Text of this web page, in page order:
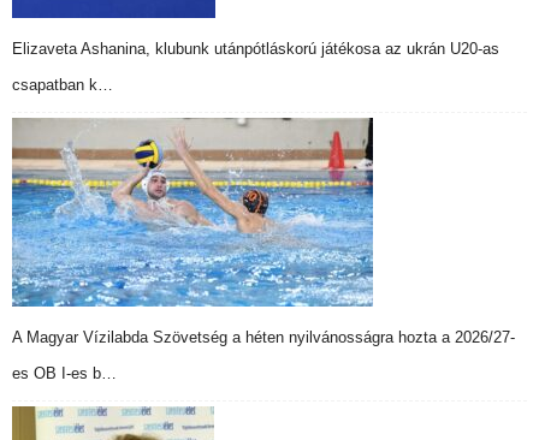
Elizaveta Ashanina, klubunk utánpótláskorú játékosa az ukrán U20-as
csapatban k…
A Magyar Vízilabda Szövetség a héten nyilvánosságra hozta a 2026/27-
es OB I-es b…